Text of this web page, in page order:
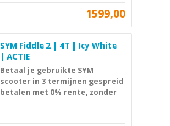
1599,00
SYM Fiddle 2 | 4T | Icy White
| ACTIE
Betaal je gebruikte SYM
scooter in 3 termijnen gespreid
betalen met 0% rente, zonder